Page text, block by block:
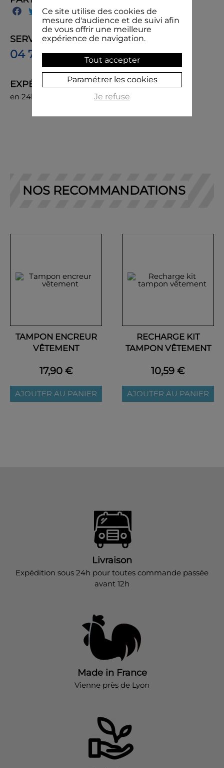
SERVICE CLIENT
04 74 85 50 00
EXPÉDITION
en 24h, livraison chez vous ou en point de retrait
NOS RECOMMANDATIONS
TAMPON ENCREUR
VÊTEMENT
17,90 €
AJOUTER AU PANIER
RECHARGE KIT
TAMPON VÊTEMENT
10,59 €
AJOUTER AU PANIER
Livraison
Expédition sous 24h pour toutes commande passée
avant 12h
Made in France
Vienne près de Lyon
Ce site utilise des cookies de
mesure d'audience et de suivi afin
de vous offrir une meilleure
expérience de navigation.
Tout accepter
Paramétrer les cookies
Je refuse